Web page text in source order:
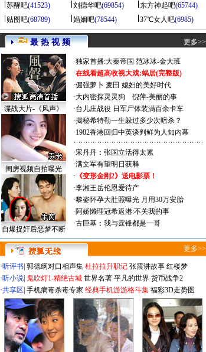
苏醒吧(41523) 刘德华吧(69854) 东方神起吧(65744)
贴图吧(68789) 婚姻吧(78544) 37℃女人吧(6985)
最 热 视 频 更多>>
谍战大片-《风声》
闺房视频自拍曝光
自爆捉奸后恶梦不断
·独家首播:大秦帝国 范冰冰-金大班
·在线看超高收视大戏:蜗居(完整版)
·倔强萝卜 麦田 媳妇的美好时代
·大内密探灵灵狗
倪萍-美丽的事
·台儿庄战役 日军尸体装满百余卡车
·揭秘希特勒一生躲过多少次暗杀？
·1982香港回归中英谈判鲜为人知内幕
·宋丹丹：张国立活得太累
·满文军有望明日获释
· 《变形金刚2》送电影票！
·李湘王岳伦恩爱待产
·黎姿怀孕大肚照曝光 月用30万安胎
·阿娇懒理冠希返港:不关我的事
·古巨基：我与霆锋都是一哥
更多>>
·听评书 郭德纲对口相声集 杜拉拉升职记 张震讲故事 红楼梦
·听小说 鬼吹灯1-精绝古城 世界名著 平凡的世界 货币战争2
·共享区 手机病毒杀毒专家 经典手机游游格斗集 福彩3D走势图